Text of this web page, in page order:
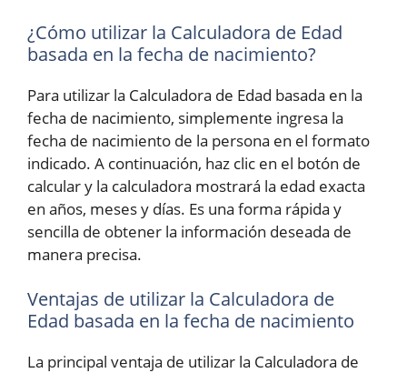
¿Cómo utilizar la Calculadora de Edad
basada en la fecha de nacimiento?
Para utilizar la Calculadora de Edad basada en la
fecha de nacimiento, simplemente ingresa la
fecha de nacimiento de la persona en el formato
indicado. A continuación, haz clic en el botón de
calcular y la calculadora mostrará la edad exacta
en años, meses y días. Es una forma rápida y
sencilla de obtener la información deseada de
manera precisa.
Ventajas de utilizar la Calculadora de
Edad basada en la fecha de nacimiento
La principal ventaja de utilizar la Calculadora de